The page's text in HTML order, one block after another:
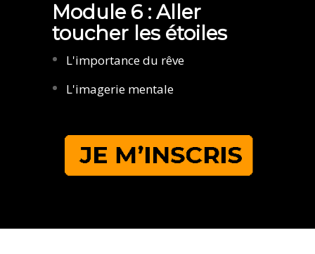
Module 6 : Aller
toucher les étoiles
L'importance du rêve
L'imagerie mentale